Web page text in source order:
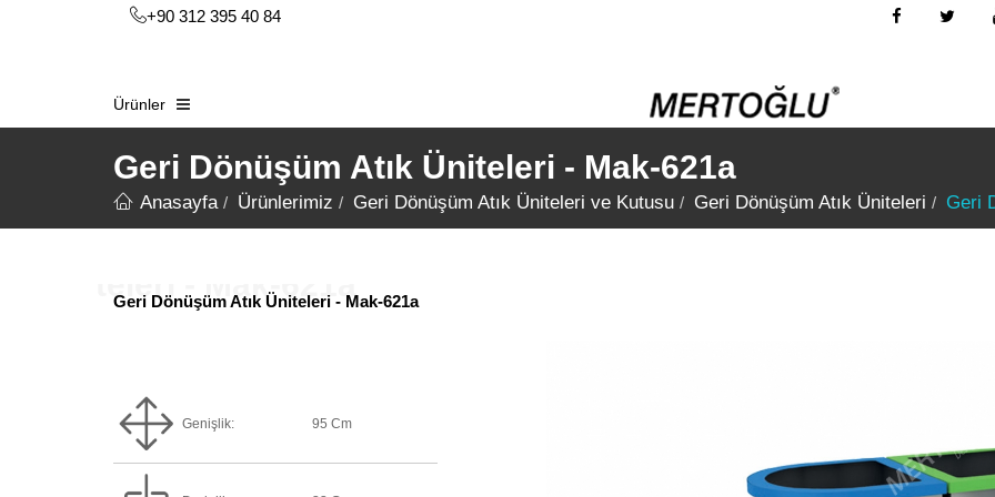
+90 312 395 40 84
Ürünler
Geri Dönüşüm Atık Üniteleri - Mak-621a
Anasayfa Ürünlerimiz Geri Dönüşüm Atık Üniteleri ve Kutusu Geri Dönüşüm Atık Üniteleri Geri
Geri Dönüşüm Atık Üniteleri - Mak-621a
Genişlik: 95 Cm